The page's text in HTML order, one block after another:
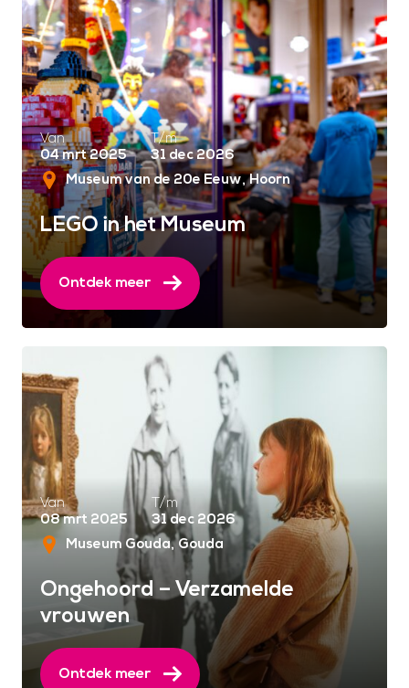
Van
04 mrt 2025
T/m
31 dec 2026
Museum van de 20e Eeuw Hoorn
LEGO in het Museum
Ontdek meer
Van
08 mrt 2025
T/m
31 dec 2026
Museum Gouda Gouda
Ongehoord – Verzamelde
vrouwen
Ontdek meer